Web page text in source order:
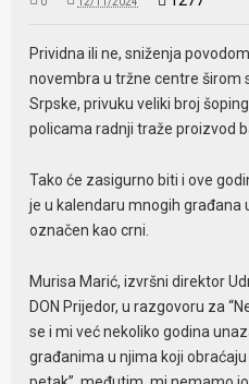
Prividna ili ne, sniženja
novembra u tržne centre širom
Srpske, privuku veliki broj
policama radnji traže proizvod
Tako će zasigurno biti i ove
je u kalendaru mnogih
označen kao crni.
Murisa Marić, izvršni direktor
DON Prijedor, u razgovoru za
se i mi već nekoliko godina
građanima u njima koji